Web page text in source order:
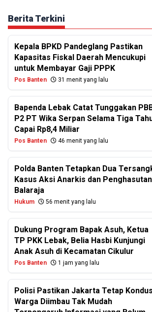
Berita Terkini
Kepala BPKD Pandeglang Pastikan
Kapasitas Fiskal Daerah Mencukupi
untuk Membayar Gaji PPPK
Pos Banten 31 menit yang lalu
Bapenda Lebak Catat Tunggakan
P2 PT Wika Serpan Selama Tiga
Capai Rp8,4 Miliar
Pos Banten 46 menit yang lalu
Polda Banten Tetapkan Dua
Kasus Aksi Anarkis dan
Balaraja
Hukum 56 menit yang lalu
Dukung Program Bapak Asuh, Ketua
TP PKK Lebak, Belia Hasbi Kunjungi
Anak Asuh di Kecamatan Cikulur
Pos Banten 1 jam yang lalu
Polisi Pastikan Jakarta Tetap
Warga Diimbau Tak Mudah